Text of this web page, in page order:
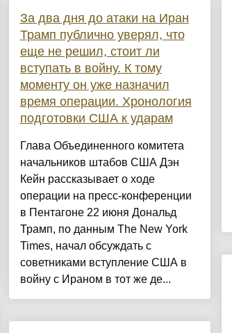
За два дня до атаки на Иран
Трамп публично уверял, что
еще не решил, стоит ли
вступать в войну. К тому
моменту он уже назначил
время операции. Хронология
подготовки США к ударам
Глава Объединенного комитета
начальников штабов США Дэн
Кейн рассказывает о ходе
операции на пресс-конференции
в Пентагоне 22 июня Дональд
Трамп, по данным The New York
Times, начал обсуждать с
советниками вступление США в
войну с Ираном в тот же де...